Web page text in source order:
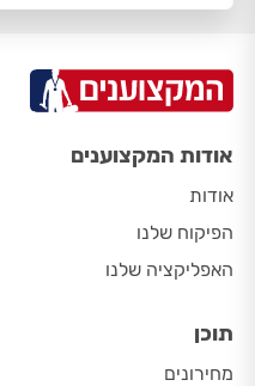
אודות המקצוענים
אודות
הפיקוח שלנו
האפליקציה שלנו
תוכן
מחירונים